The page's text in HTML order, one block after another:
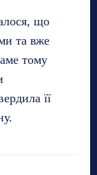
що
та вже
тому
її